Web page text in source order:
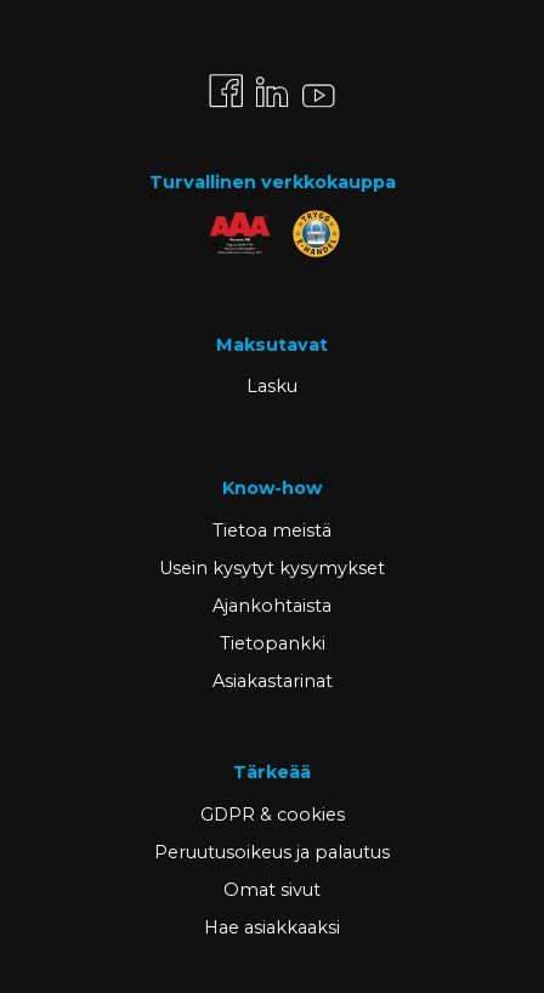
Turvallinen verkkokauppa
Maksutavat
Lasku
Know-how
Tietoa meistä
Usein kysytyt kysymykset
Ajankohtaista
Tietopankki
Asiakastarinat
Tärkeää
GDPR & cookies
Peruutusoikeus ja palautus
Omat sivut
Hae asiakkaaksi